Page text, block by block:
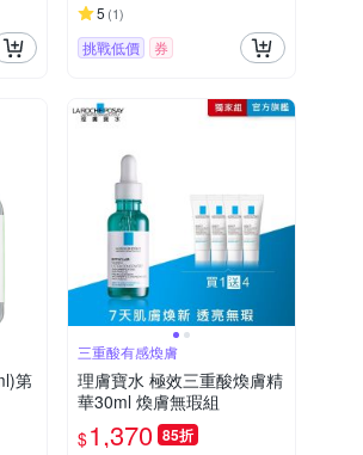
5 (1)
挑戰低價 券
第
三重酸有感煥膚
理膚寶水 極效三重酸煥膚精
華30ml 煥膚無瑕組
$1,370 85折